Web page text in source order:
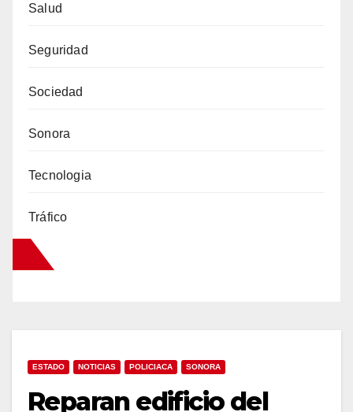
Salud
Seguridad
Sociedad
Sonora
Tecnologia
Tráfico
ESTADO NOTICIAS POLICIACA SONORA
Reparan edificio del